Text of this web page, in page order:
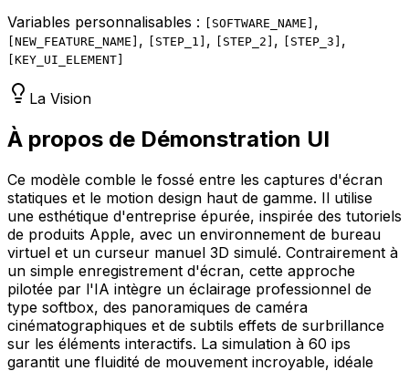
Variables personnalisables :
SOFTWARE_NAME ,
NEW_FEATURE_NAME , STEP_1 , STEP_2 , STEP_3 ,
KEY_UI_ELEMENT
La Vision
À propos de Démonstration UI
Ce modèle comble le fossé entre les captures d'écran
statiques et le motion design haut de gamme. Il utilise
une esthétique d'entreprise épurée, inspirée des tutoriels
de produits Apple, avec un environnement de bureau
virtuel et un curseur manuel 3D simulé. Contrairement à
un simple enregistrement d'écran, cette approche
pilotée par l'IA intègre un éclairage professionnel de
type softbox, des panoramiques de caméra
cinématographiques et de subtils effets de surbrillance
sur les éléments interactifs. La simulation à 60 ips
garantit une fluidité de mouvement incroyable, idéale